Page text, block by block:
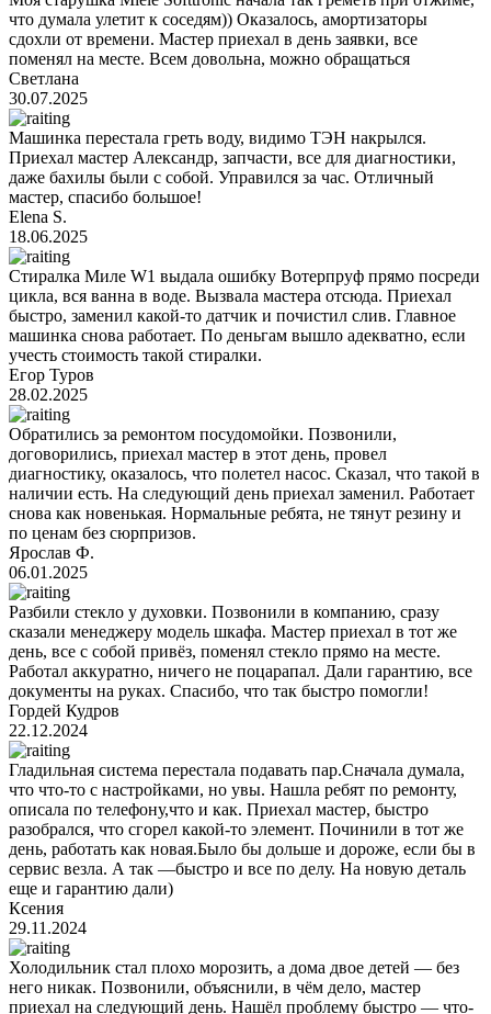
что думала улетит к соседям)) Оказалось, амортизаторы
сдохли от времени. Мастер приехал в день заявки, все
поменял на месте. Всем довольна, можно обращаться
Светлана
30.07.2025
Машинка перестала греть воду, видимо ТЭН накрылся.
Приехал мастер Александр, запчасти, все для диагностики,
даже бахилы были с собой. Управился за час. Отличный
мастер, спасибо большое!
Elena S.
18.06.2025
Стиралка Миле W1 выдала ошибку Вотерпруф прямо посреди
цикла, вся ванна в воде. Вызвала мастера отсюда. Приехал
быстро, заменил какой-то датчик и почистил слив. Главное
машинка снова работает. По деньгам вышло адекватно, если
учесть стоимость такой стиралки.
Егор Туров
28.02.2025
Обратились за ремонтом посудомойки. Позвонили,
договорились, приехал мастер в этот день, провел
диагностику, оказалось, что полетел насос. Сказал, что такой в
наличии есть. На следующий день приехал заменил. Работает
снова как новенькая. Нормальные ребята, не тянут резину и
по ценам без сюрпризов.
Ярослав Ф.
06.01.2025
Разбили стекло у духовки. Позвонили в компанию, сразу
сказали менеджеру модель шкафа. Мастер приехал в тот же
день, все с собой привёз, поменял стекло прямо на месте.
Работал аккуратно, ничего не поцарапал. Дали гарантию, все
документы на руках. Спасибо, что так быстро помогли!
Гордей Кудров
22.12.2024
Гладильная система перестала подавать пар.Сначала думала,
что что-то с настройками, но увы. Нашла ребят по ремонту,
описала по телефону,что и как. Приехал мастер, быстро
разобрался, что сгорел какой-то элемент. Починили в тот же
день, работать как новая.Было бы дольше и дороже, если бы в
сервис везла. А так —быстро и все по делу. На новую деталь
еще и гарантию дали)
Ксения
29.11.2024
Холодильник стал плохо морозить, а дома двое детей — без
него никак. Позвонили, объяснили, в чём дело, мастер
приехал на следующий день. Нашёл проблему быстро — что-